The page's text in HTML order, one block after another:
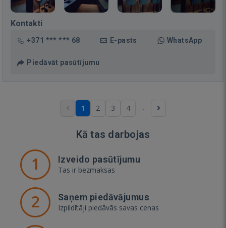
Kontakti
+371 *** *** 68 E-pasts WhatsApp
Piedāvāt pasūtījumu
1 2 3 4 ...
Kā tas darbojas
1 Izveido pasūtījumu
Tas ir bezmaksas
2 Saņem piedāvājumus
Izpildītāji piedāvās savas cenas